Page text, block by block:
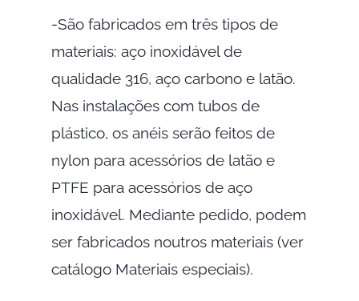
-São fabricados em três tipos de
materiais: aço inoxidável de
qualidade 316, aço carbono e latão.
Nas instalações com tubos de
plástico, os anéis serão feitos de
nylon para acessórios de latão e
PTFE para acessórios de aço
inoxidável. Mediante pedido, podem
ser fabricados noutros materiais (ver
catálogo Materiais especiais).